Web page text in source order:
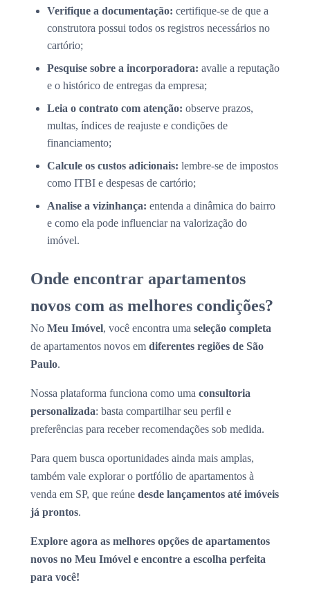
Verifique a documentação: certifique-se de que a
construtora possui todos os registros necessários no
cartório;
Pesquise sobre a incorporadora: avalie a reputação
e o histórico de entregas da empresa;
Leia o contrato com atenção: observe prazos,
multas, índices de reajuste e condições de
financiamento;
Calcule os custos adicionais: lembre-se de impostos
como ITBI e despesas de cartório;
Analise a vizinhança: entenda a dinâmica do bairro
e como ela pode influenciar na valorização do
imóvel.
Onde encontrar apartamentos
novos com as melhores condições?
No Meu Imóvel, você encontra uma seleção completa
de apartamentos novos em diferentes regiões de São
Paulo.
Nossa plataforma funciona como uma consultoria
personalizada: basta compartilhar seu perfil e
preferências para receber recomendações sob medida.
Para quem busca oportunidades ainda mais amplas,
também vale explorar o portfólio de apartamentos à
venda em SP, que reúne desde lançamentos até imóveis
já prontos.
Explore agora as melhores opções de apartamentos
novos no Meu Imóvel e encontre a escolha perfeita
para você!